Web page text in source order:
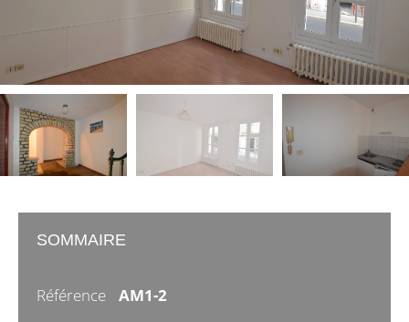
SOMMAIRE
Référence
AM1-2